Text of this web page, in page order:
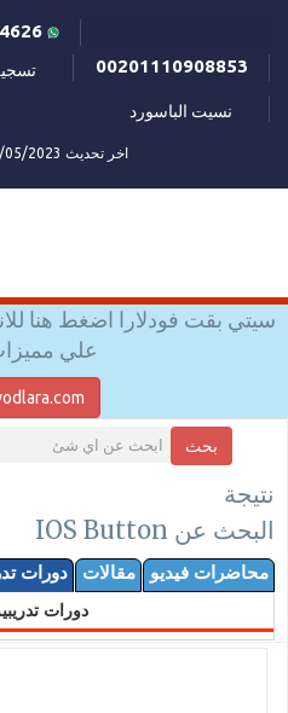
00201110908853
نسيت الباسورد
اخر تحديث 24/05/2023
سيتي بقت فودلارا اضغط هنا
علي
بحث
نتيجة
البحث عن IOS Button
محاضرات فيديو مقالات دورات
دورات